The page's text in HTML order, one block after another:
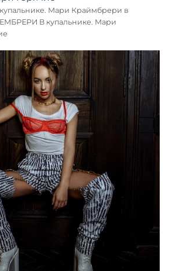
Мари Краймбрери в
В купальнике. Мари